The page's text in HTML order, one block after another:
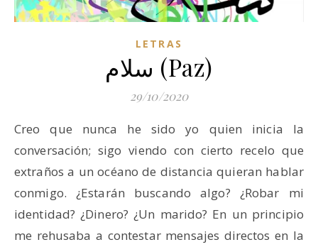
LETRAS
سلام (Paz)
29/10/2020
Creo que nunca he sido yo quien inicia la
conversación; sigo viendo con cierto recelo que
extraños a un océano de distancia quieran hablar
conmigo. ¿Estarán buscando algo? ¿Robar mi
identidad? ¿Dinero? ¿Un marido? En un principio
me rehusaba a contestar mensajes directos en la